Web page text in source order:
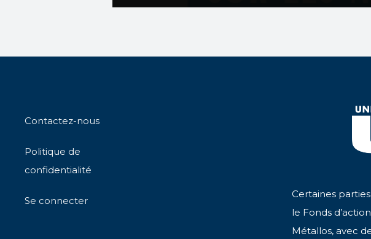
Contactez-nous
Politique de
confidentialité
Se connecter
Certaines
le Fonds
Métallos, avec